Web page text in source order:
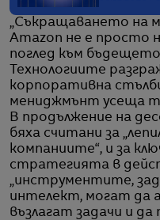
„Съкращаването на
Amazon не е просто
поглед към
Технологиите
корпоративна
мениджмънт усеща
В продължение на
бяха считани за
компаниите“, и за
стратегията в
„инструментите,
интелект, могат да
възлагат задачи и